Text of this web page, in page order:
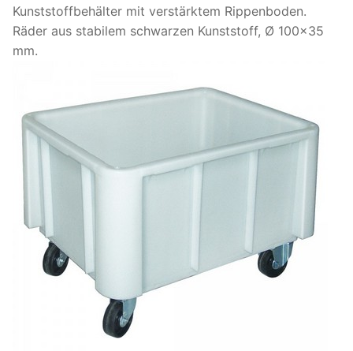
Kunststoffbehälter mit verstärktem Rippenboden.
Räder aus stabilem schwarzen Kunststoff, Ø 100×35
mm.